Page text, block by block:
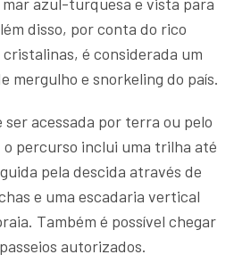
disso, por conta do rico
cristalinas, é considerada um
mergulho e snorkeling do país.
ser acessada por terra ou pelo
o percurso inclui uma trilha até
pela descida através de
e uma escadaria vertical
Também é possível chegar
autorizados.